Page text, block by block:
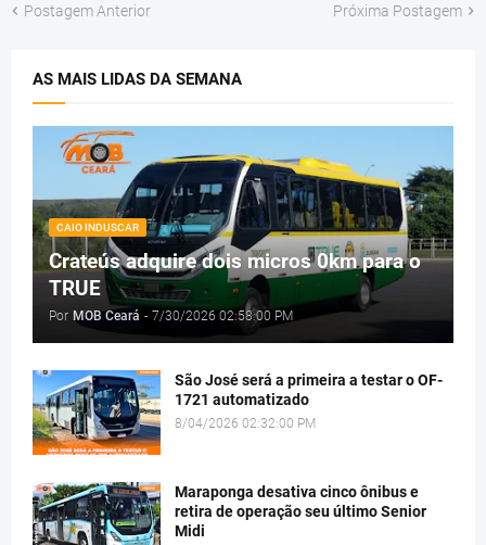
Postagem Anterior Próxima Postagem
AS MAIS LIDAS DA SEMANA
CAIO INDUSCAR
Crateús adquire dois micros 0km para o
TRUE
Por MOB Ceará - 7/30/2026 02:58:00 PM
São José será a primeira a testar o OF-
1721 automatizado
8/04/2026 02:32:00 PM
Maraponga desativa cinco ônibus e
retira de operação seu último Senior
Midi